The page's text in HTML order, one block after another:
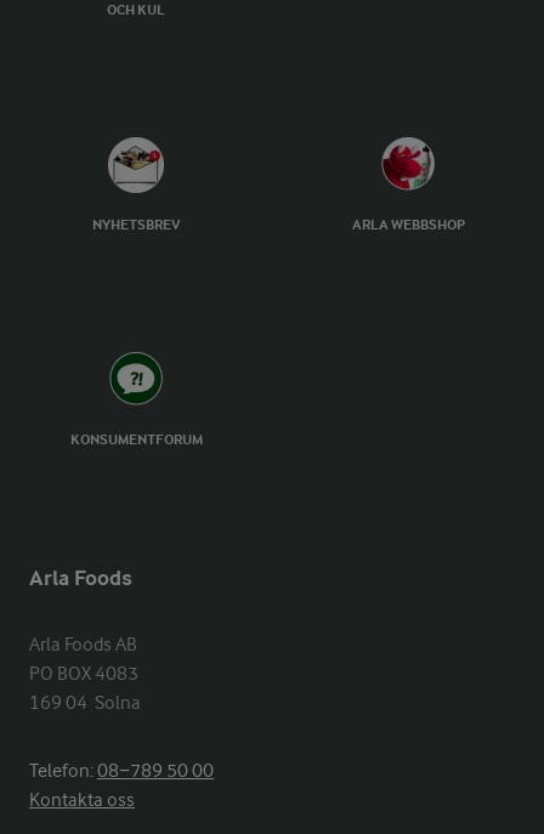
OCH KUL
NYHETSBREV ARLA WEBBSHOP
KONSUMENTFORUM
Arla Foods
Arla Foods AB
PO BOX 4083
169 04  Solna
Telefon:08−789 50 00
Kontakta oss